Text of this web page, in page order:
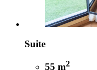
Suite
55 m2